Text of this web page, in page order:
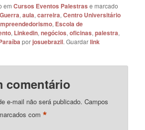
emCursos Eventos Palestras e marcado
,aula,carreira,Centro Universitário
, Escola de
, Linkedin,negócios,oficinas,palestra,
porjosuebrazil. Guardarlink
comentário
e-mail não será publicado. Campos
com*